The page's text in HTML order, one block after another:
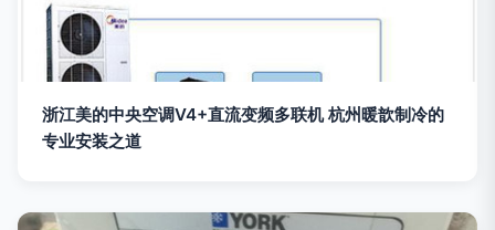
浙江美的中央空调V4+直流变频多联机 杭州暖歆制冷的
专业安装之道